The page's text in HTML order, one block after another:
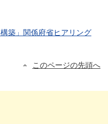
築」関係府省ヒアリング
このページの先頭へ